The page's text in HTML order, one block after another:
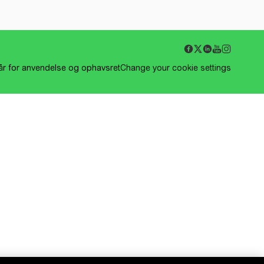
for anvendelse og ophavsretChange your cookie settings